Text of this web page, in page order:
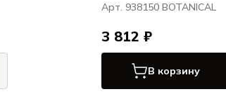
Арт. 938150 BOTANICAL
3 812 ₽
В корзину